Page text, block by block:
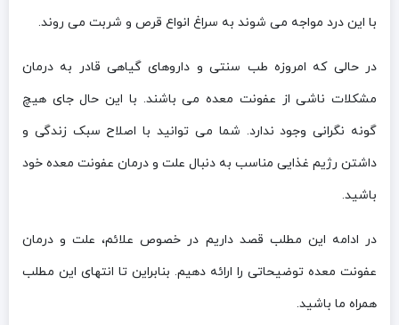
با این درد مواجه می شوند به سراغ انواع قرص و شربت می روند.
در حالی که امروزه طب سنتی و داروهای گیاهی قادر به درمان
مشکلات ناشی از عفونت معده می باشند. با این حال جای هیچ
گونه نگرانی وجود ندارد. شما می توانید با اصلاح سبک زندگی و
داشتن رژیم غذایی مناسب به دنبال علت و درمان عفونت معده خود
باشید.
در ادامه این مطلب قصد داریم در خصوص علائم، علت و درمان
عفونت معده توضیحاتی را ارائه دهیم. بنابراین تا انتهای این مطلب
همراه ما باشید.